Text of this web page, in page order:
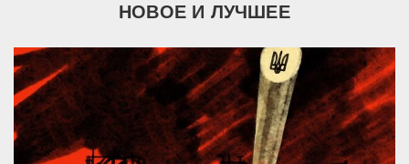
НОВОЕ И ЛУЧШЕЕ